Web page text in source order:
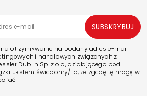
otrzymywanie na podany adres e-mail
i handlowych związanych z
Dublin Sp. z o.o., działającego pod
Jestem świadomy/-a, że zgodę tę mogę w
SUBSKRYBUJ